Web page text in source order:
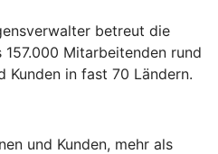
betreut die
Mitarbeitenden rund
Kunden in fast 70 Ländern.
und Kunden, mehr als